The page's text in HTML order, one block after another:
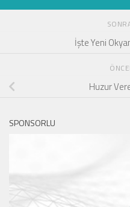
İşte Yeni
Huzur
SPONSORLU